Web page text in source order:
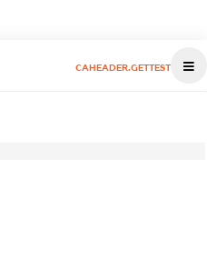
CAHEADER.GETTEST